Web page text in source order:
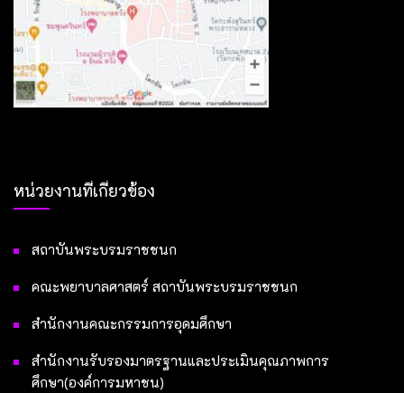
หน่วยงานที่เกี่ยวข้อง
สถาบันพระบรมราชชนก
คณะพยาบาลศาสตร์ สถาบันพระบรมราชชนก
สำนักงานคณะกรรมการอุดมศึกษา
สำนักงานรับรองมาตรฐานและประเมินคุณภาพการ
ศึกษา(องค์การมหาชน)